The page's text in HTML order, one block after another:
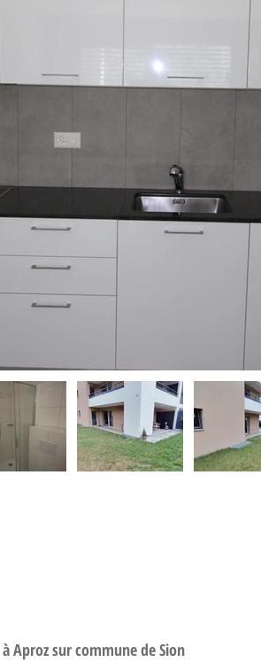
Aproz sur commune de Sion